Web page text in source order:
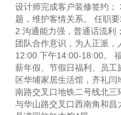
设计师完成客户装修签约
题，维护客情关系。 任职
2.沟通能力强，普通话流利
团队合作意识，为人正派
12:00 下午14:00-18:00。
薪年假、节假日福利、员
区华埔家居生活馆，齐礼
南路交叉口地铁二号线北三
与华山路交叉口西南角和